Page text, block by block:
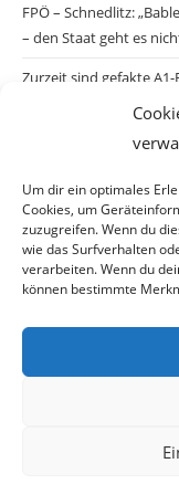
Um dir ein optimales
Cookies, um
zuzugreifen. Wenn du
wie das Surfverhalten
verarbeiten. Wenn du
können bestimmte
FPÖ – Schnedlitz:
– den Staat geht es
Zurzeit sind gefakte
Salzburgs Juden und
die Gefahr endlich
Biologisches Wunder in
Ein vermeintliches
Archiv